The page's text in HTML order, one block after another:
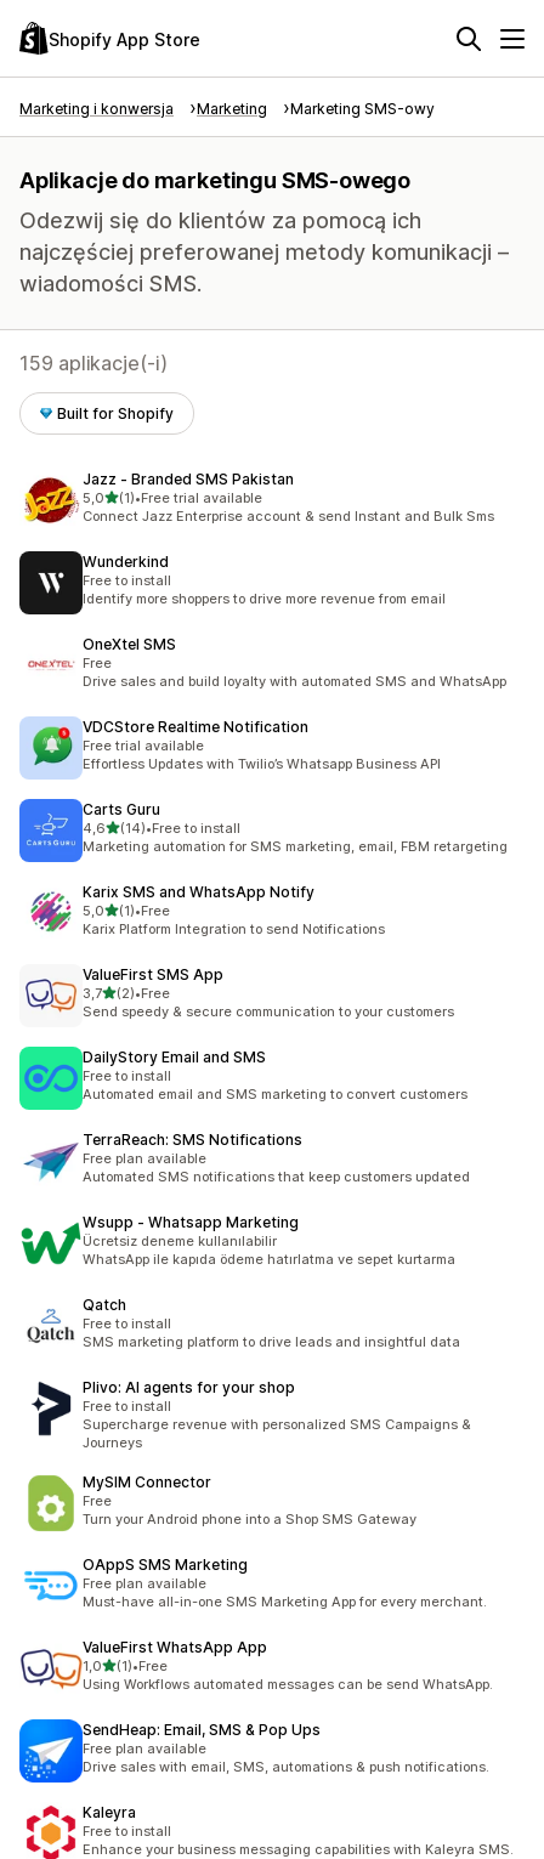
Shopify App Store
Marketing i konwersja Marketing Marketing SMS-owy
Aplikacje do marketingu SMS-owego
Odezwij się do klientów za pomocą ich
najczęściej preferowanej metody komunikacji –
wiadomości SMS.
159 aplikacje(-i)
Built for Shopify
Jazz ‑ Branded SMS Pakistan
5,0na 5 gwiazdek
(1)
Łączna liczba recenzji: 1
•Free trial available
Connect Jazz Enterprise account & send Instant and Bulk Sms
Wunderkind
Free to install
Identify more shoppers to drive more revenue from email
OneXtel SMS
Free
Drive sales and build loyalty with automated SMS and WhatsApp
VDCStore Realtime Notification
Free trial available
Effortless Updates with Twilio’s Whatsapp Business API
Carts Guru
4,6na 5 gwiazdek
(14)
Łączna liczba recenzji: 14
•Free to install
Marketing automation for SMS marketing, email, FBM retargeting
Karix SMS and WhatsApp Notify
5,0na 5 gwiazdek
(1)
Łączna liczba recenzji: 1
•Free
Karix Platform Integration to send Notifications
ValueFirst SMS App
3,7na 5 gwiazdek
(2)
Łączna liczba recenzji: 2
•Free
Send speedy & secure communication to your customers
DailyStory Email and SMS
Free to install
Automated email and SMS marketing to convert customers
TerraReach: SMS Notifications
Free plan available
Automated SMS notifications that keep customers updated
Wsupp ‑ Whatsapp Marketing
Ücretsiz deneme kullanılabilir
WhatsApp ile kapıda ödeme hatırlatma ve sepet kurtarma
Qatch
Free to install
SMS marketing platform to drive leads and insightful data
Plivo: AI agents for your shop
Free to install
Supercharge revenue with personalized SMS Campaigns &
Journeys
MySIM Connector
Free
Turn your Android phone into a Shop SMS Gateway
OAppS SMS Marketing
Free plan available
Must-have all-in-one SMS Marketing App for every merchant.
ValueFirst WhatsApp App
1,0na 5 gwiazdek
(1)
Łączna liczba recenzji: 1
•Free
Using Workflows automated messages can be send WhatsApp.
SendHeap: Email, SMS & Pop Ups
Free plan available
Drive sales with email, SMS, automations & push notifications.
Kaleyra
Free to install
Enhance your business messaging capabilities with Kaleyra SMS.